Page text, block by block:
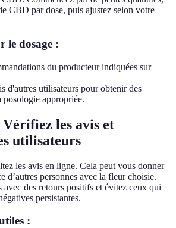
CBD par dose, puis ajustez selon votre
le dosage :
du producteur indiquées sur
d'autres utilisateurs pour obtenir des
posologie appropriée.
les avis et
utilisateurs
les avis en ligne. Cela peut vous donner
d’autres personnes avec la fleur choisie.
des retours positifs et évitez ceux qui
persistantes.
: